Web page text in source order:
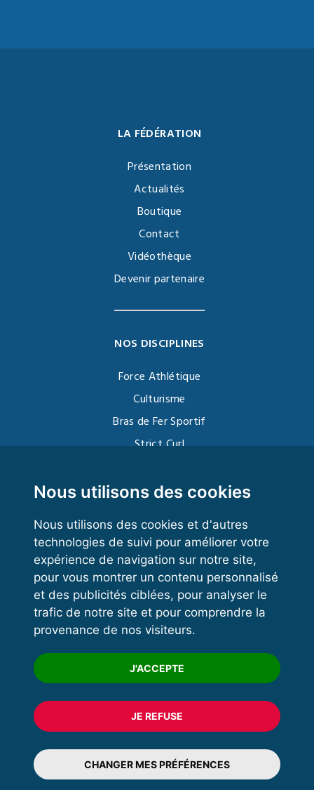
Nous utilisons des cookies
Nous utilisons des cookies et d'autres
technologies de suivi pour améliorer votre
expérience de navigation sur notre site,
pour vous montrer un contenu personnalisé
et des publicités ciblées, pour analyser le
trafic de notre site et pour comprendre la
provenance de nos visiteurs.
J'ACCEPTE
JE REFUSE
CHANGER MES PRÉFÉRENCES
LA FÉDÉRATION
Présentation
Actualités
Boutique
Contact
Vidéothèque
Devenir partenaire
NOS DISCIPLINES
Force Athlétique
Culturisme
Bras de Fer Sportif
Strict Curl
Kettlebell
VOS ESPACES
Espace dirigeant
Espace licencié
Trouver un club
Formation
© 2020 FFFORCE Tous droits réservés
Mentions légales
Plan du site